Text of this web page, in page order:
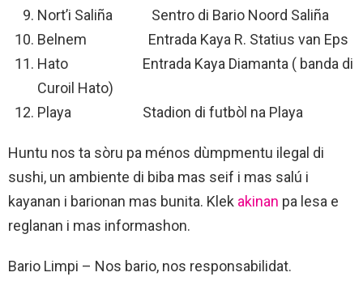
Nort’i Saliña Sentro di Bario Noord Saliña
Belnem Entrada Kaya R. Statius van Eps
Hato Entrada Kaya Diamanta ( banda di
Curoil Hato)
Playa Stadion di futbòl na Playa
Huntu nos ta sòru pa ménos dùmpmentu ilegal di
sushi, un ambiente di biba mas seif i mas salú i
kayanan i barionan mas bunita. Klek akinan pa lesa e
reglanan i mas informashon.
Bario Limpi – Nos bario, nos responsabilidat.